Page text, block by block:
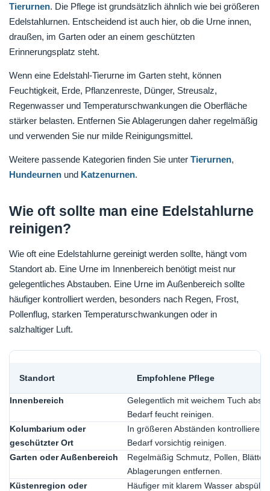
Tierurnen. Die Pflege ist grundsätzlich ähnlich wie bei größeren
Edelstahlurnen. Entscheidend ist auch hier, ob die Urne innen,
draußen, im Garten oder an einem geschützten
Erinnerungsplatz steht.
Wenn eine Edelstahl-Tierurne im Garten steht, können
Feuchtigkeit, Erde, Pflanzenreste, Dünger, Streusalz,
Regenwasser und Temperaturschwankungen die Oberfläche
stärker belasten. Entfernen Sie Ablagerungen daher regelmäßig
und verwenden Sie nur milde Reinigungsmittel.
Weitere passende Kategorien finden Sie unter Tierurnen,
Hundeurnen und Katzenurnen.
Wie oft sollte man eine Edelstahlurne
reinigen?
Wie oft eine Edelstahlurne gereinigt werden sollte, hängt vom
Standort ab. Eine Urne im Innenbereich benötigt meist nur
gelegentliches Abstauben. Eine Urne im Außenbereich sollte
häufiger kontrolliert werden, besonders nach Regen, Frost,
Pollenflug, starken Temperaturschwankungen oder in
salzhaltiger Luft.
Standort Empfohlene Pflege
Innenbereich
Gelegentlich mit weichem Tuch
Bedarf feucht reinigen.
Kolumbarium oder
geschützter Ort
In größeren Abständen kontrollieren
Bedarf vorsichtig reinigen.
Garten oder Außenbereich
Regelmäßig Schmutz, Pollen, Blätter
Ablagerungen entfernen.
Küstenregion oder
Häufiger mit klarem Wasser